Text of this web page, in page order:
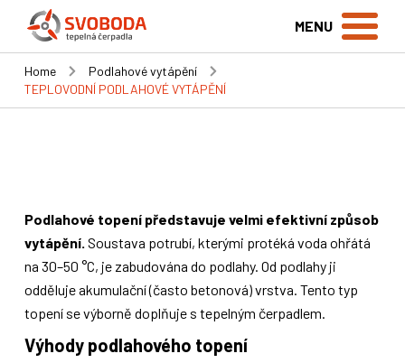
MENU
Home
Podlahové vytápění
TEPLOVODNÍ PODLAHOVÉ VYTÁPĚNÍ
Podlahové topení představuje velmi efektivní způsob
vytápění. Soustava potrubí, kterými protéká voda ohřátá
na 30–50 °C, je zabudována do podlahy. Od podlahy ji
odděluje akumulační (často betonová) vrstva. Tento typ
topení se výborně doplňuje s tepelným čerpadlem.
Výhody podlahového topení